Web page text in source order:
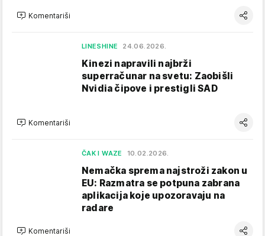
Komentariši
LINESHINE 24.06.2026.
Kinezi napravili najbrži
superračunar na svetu: Zaobišli
Nvidia čipove i prestigli SAD
Komentariši
ČAK I WAZE 10.02.2026.
Nemačka sprema najstroži zakon u
EU: Razmatra se potpuna zabrana
aplikacija koje upozoravaju na
radare
Komentariši